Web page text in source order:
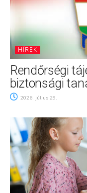
HÍREK
Rendőrségi
biztonsági
2026. július 29.